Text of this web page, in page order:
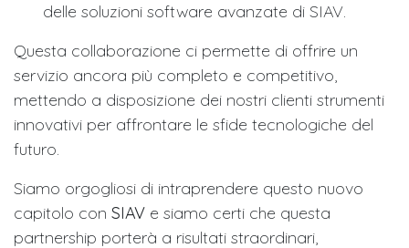
delle soluzioni software avanzate di SIAV.
Questa collaborazione ci permette di offrire un
servizio ancora più completo e competitivo,
mettendo a disposizione dei nostri clienti strumenti
innovativi per affrontare le sfide tecnologiche del
futuro.
Siamo orgogliosi di intraprendere questo nuovo
capitolo con SIAV e siamo certi che questa
partnership porterà a risultati straordinari,